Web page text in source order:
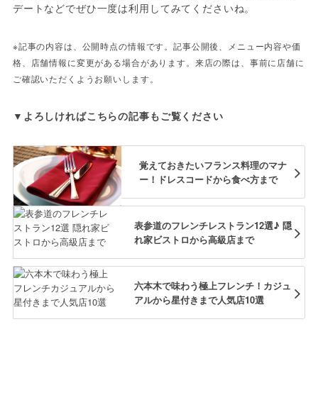
デートなどでぜひ一度は利用してみてくださいね。
※記事の内容は、公開時点の情報です。記事公開後、メニュー内容や価
格、店舗情報に変更がある場合があります。来店の際は、事前に店舗に
▼よろしければこちらの記事もご覧ください
覚えておきたいフランス料理のマナ
ー！ドレスコードから食べ方まで
表参道のフレンチレストラン12選♪ 隠
れ家ビストロから高級店まで
六本木で味わう極上フレンチ！カジュ
アルから星付きまで人気店10選